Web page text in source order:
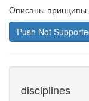
Описаны принципы
Push Not
disciplines